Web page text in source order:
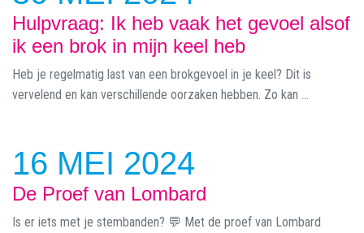
Hulpvraag: Ik heb vaak het gevoel alsof
ik een brok in mijn keel heb
Heb je regelmatig last van een brokgevoel in je keel? Dit is
vervelend en kan verschillende oorzaken hebben. Zo kan ...
16 MEI 2024
De Proef van Lombard
Is er iets met je stembanden? 💬 Met de proef van Lombard